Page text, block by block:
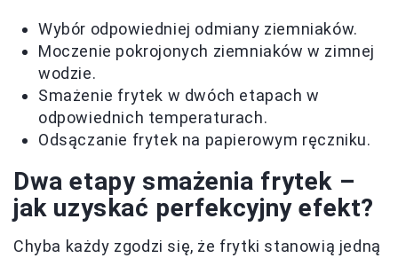
Wybór odpowiedniej odmiany ziemniaków.
Moczenie pokrojonych ziemniaków w zimnej
wodzie.
Smażenie frytek w dwóch etapach w
odpowiednich temperaturach.
Odsączanie frytek na papierowym ręczniku.
Dwa etapy smażenia frytek –
jak uzyskać perfekcyjny efekt?
Chyba każdy zgodzi się, że frytki stanowią jedną